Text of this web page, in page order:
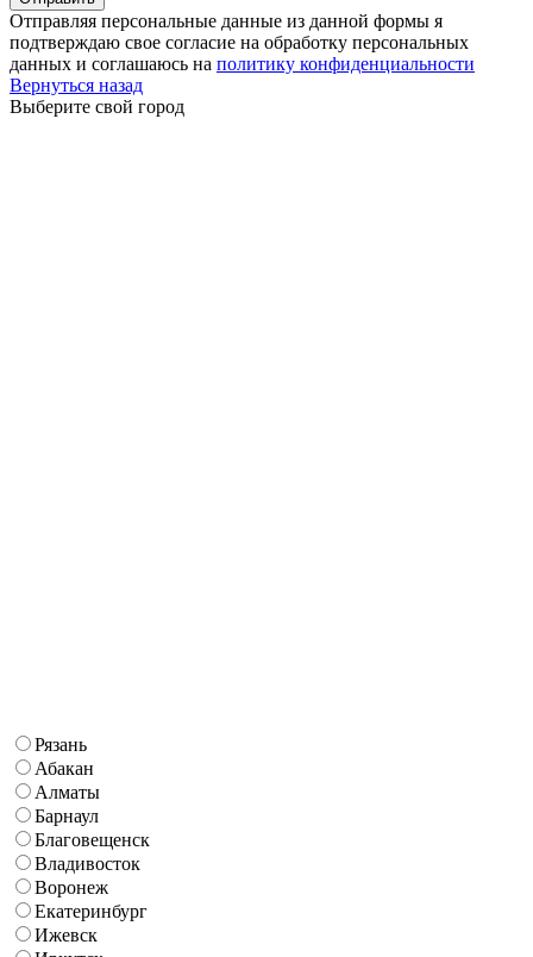
Отправляя персональные данные из данной формы я
подтверждаю свое согласие на обработку персональных
данных и соглашаюсь на политику конфиденциальности
Вернуться назад
Выберите свой город
Рязань
Абакан
Алматы
Барнаул
Благовещенск
Владивосток
Воронеж
Екатеринбург
Ижевск